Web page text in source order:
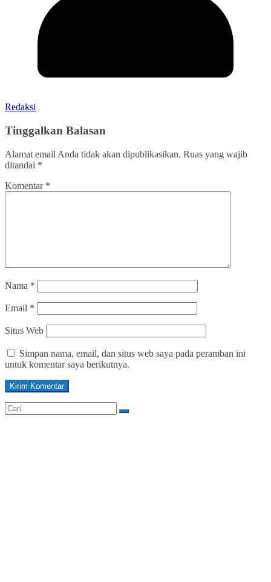
Redaksi
Tinggalkan Balasan
Alamat email Anda tidak akan dipublikasikan. Ruas yang wajib
ditandai *
Komentar *
Nama *
Email *
Situs Web
Simpan nama, email, dan situs web saya pada peramban ini
untuk komentar saya berikutnya.